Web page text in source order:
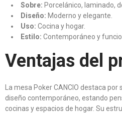
Sobre: Porcelánico, laminado,
Diseño: Moderno y elegante.
Uso: Cocina y hogar.
Estilo: Contemporáneo y
Ventajas del
La mesa Poker CANCIO destaca
diseño contemporáneo, estando
cocinas y espacios de hogar. Su